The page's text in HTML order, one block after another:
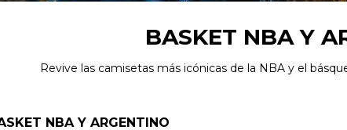
BASKET NBA Y
Revive las camisetas más icónicas de la NBA y el
NBA Y ARGENTINO